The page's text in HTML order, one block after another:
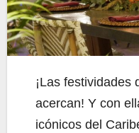
¡Las festividades
acercan! Y con
icónicos del